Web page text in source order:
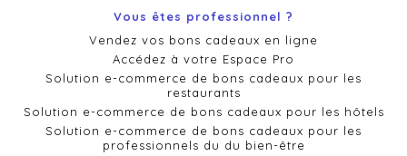
Vous êtes professionnel ?
Vendez vos bons cadeaux en ligne
Accédez à votre Espace Pro
Solution e-commerce de bons cadeaux pour les
restaurants
Solution e-commerce de bons cadeaux pour les hôtels
Solution e-commerce de bons cadeaux pour les
professionnels du du bien-être